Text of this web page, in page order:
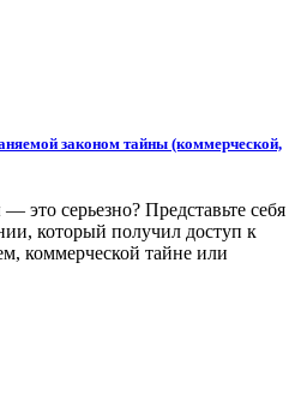
законом тайны (коммерческой,
это серьезно? Представьте себя
который получил доступ к
коммерческой тайне или